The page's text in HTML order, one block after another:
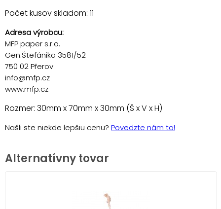
Počet kusov skladom: 11
Adresa výrobcu:
MFP paper s.r.o.
Gen.Štefánika 3581/52
750 02 Přerov
info@mfp.cz
www.mfp.cz
Rozmer: 30mm x 70mm x 30mm (Š x V x H)
Našli ste niekde lepšiu cenu? Povedzte nám to!
Alternatívny tovar